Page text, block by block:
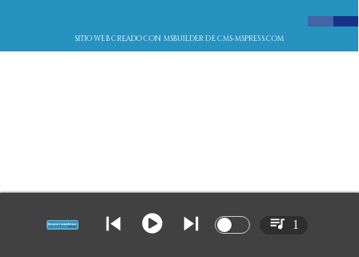
SITIO WEB CREADO CON MSBUILDER DE CMS-MSPRESS.COM
1